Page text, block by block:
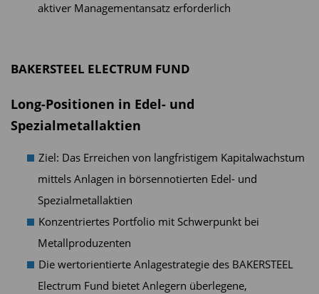
aktiver Managementansatz erforderlich
BAKERSTEEL ELECTRUM FUND
Long-Positionen in Edel- und
Spezialmetallaktien
Ziel: Das Erreichen von langfristigem Kapitalwachstum
mittels Anlagen in börsennotierten Edel- und
Spezialmetallaktien
Konzentriertes Portfolio mit Schwerpunkt bei
Metallproduzenten
Die wertorientierte Anlagestrategie des BAKERSTEEL
Electrum Fund bietet Anlegern überlegene,